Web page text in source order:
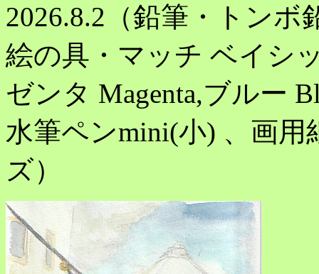
2026.8.2（鉛筆・トンボ
絵の具・マッチ ベイシ
ゼンタ Magenta,ブルー
水筆ペンmini(小) 、画用
ズ）